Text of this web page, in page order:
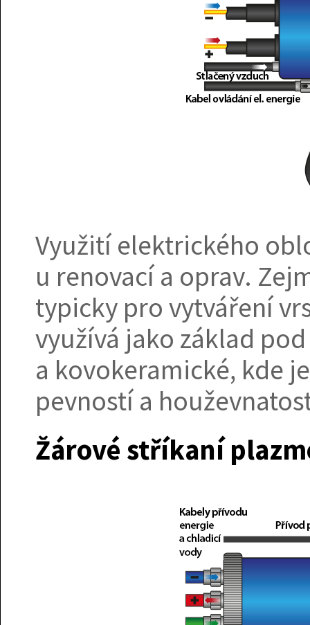
Využití elektrického
u renovací a oprav.
typicky pro vytváření
využívá jako základ
a kovokeramické, kde
pevností a
Žárové stříkaní